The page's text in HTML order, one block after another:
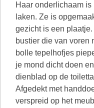
Haar onderlichaam
laken. Ze is
gezicht is een
bustier die van voren
bolle tepelhofjes
je mond dicht doen
dienblad op de
Afgedekt met
verspreid op het